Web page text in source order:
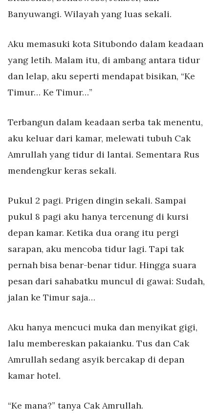
Banyuwangi. Wilayah yang luas sekali.
Aku memasuki kota Situbondo dalam keadaan
yang letih. Malam itu, di ambang antara tidur
dan lelap, aku seperti mendapat bisikan, “Ke
Timur… Ke Timur…”
Terbangun dalam keadaan serba tak menentu,
aku keluar dari kamar, melewati tubuh Cak
Amrullah yang tidur di lantai. Sementara Rus
mendengkur keras sekali.
Pukul 2 pagi. Prigen dingin sekali. Sampai
pukul 8 pagi aku hanya tercenung di kursi
depan kamar. Ketika dua orang itu pergi
sarapan, aku mencoba tidur lagi. Tapi tak
pernah bisa benar-benar tidur. Hingga suara
pesan dari sahabatku muncul di gawai: Sudah,
jalan ke Timur saja…
Aku hanya mencuci muka dan menyikat gigi,
lalu membereskan pakaianku. Tus dan Cak
Amrullah sedang asyik bercakap di depan
kamar hotel.
“Ke mana?” tanya Cak Amrullah.